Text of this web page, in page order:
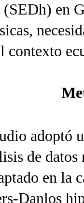
en
contexto
adoptó
de
en la
Danlos